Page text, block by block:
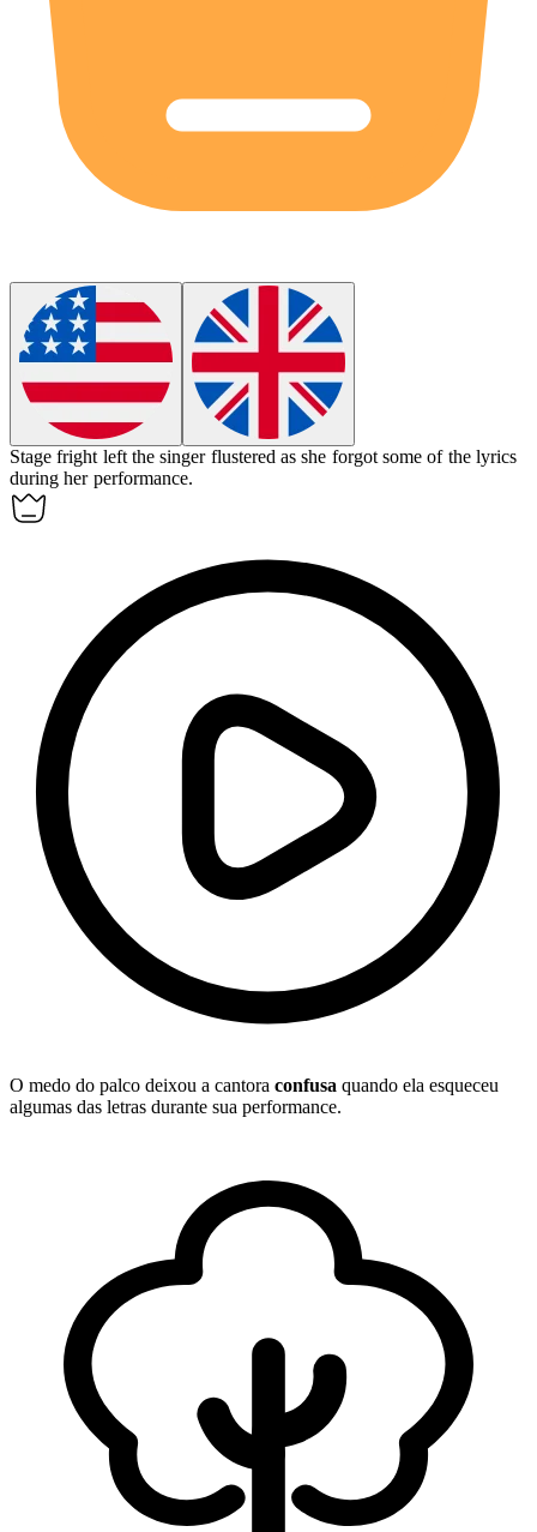
Stage fright left the singer flustered as she forgot some of the lyrics
during her performance.
O medo do palco deixou a cantora confusa quando ela esqueceu
algumas das letras durante sua performance.